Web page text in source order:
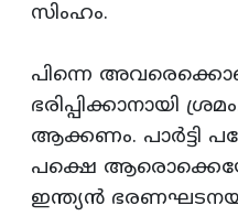
സിംഹം.
പിന്നെ
ഭരിപ്പിക്കാനായി
ആക്കണം. പാര്‍ട്ടി
പക്ഷെ
ഇന്ത്യന്‍